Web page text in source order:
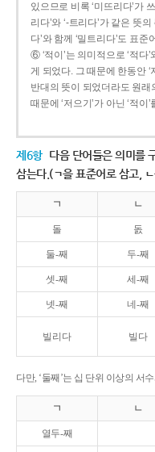
있으므로 비록 ‘미뜨리다’가
리다’와 ‘-트리다’가 같은 뜻
다’와 함께 ‘밀트리다’도 표준
⑥ ‘적이’는 의미적으로 ‘적다
게 되었다. 그 때문에 한동안
반대의 뜻이 되었더라도 원래
때문에 ‘저으기’가 아닌 ‘적이
제6항 다음 단어들은 의미를
삼는다.(ㄱ을 표준어로 삼고,
ㄱ ㄴ
돌 돐
둘-째 두-째
셋-째 세-째
넷-째 네-째
빌리다 빌다
다만, ‘둘째’는 십 단위 이상의 서
ㄱ ㄴ
열두-째